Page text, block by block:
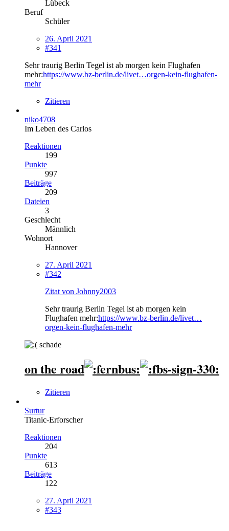
Lübeck
Beruf
Schüler
26. April 2021
#341
Sehr traurig Berlin Tegel ist ab morgen kein Flughafen
mehr:https://www.bz-berlin.de/livet…orgen-kein-flughafen-
mehr
Zitieren
niko4708
Im Leben des Carlos
Reaktionen
199
Punkte
997
Beiträge
209
Dateien
3
Geschlecht
Männlich
Wohnort
Hannover
27. April 2021
#342
Zitat von Johnny2003
Sehr traurig Berlin Tegel ist ab morgen kein
Flughafen mehr:https://www.bz-berlin.de/livet…
orgen-kein-flughafen-mehr
schade
on the road
Zitieren
Surtur
Titanic-Erforscher
Reaktionen
204
Punkte
613
Beiträge
122
27. April 2021
#343